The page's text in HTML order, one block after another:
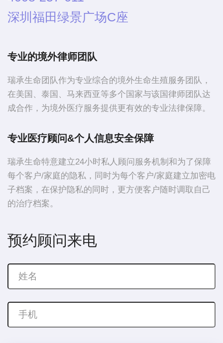
深圳福田绿景广场C座
专业的境外律师团队
瑞承生命团队作为专业综合的境外生命生殖服务团队，
在美国、泰国、马来西亚等多个国家与该国律师团队达
成合作，为境外医疗服务提供更有效的专业法律保障。
专业医疗顾问&个人信息安全保障
瑞承生命特意建立24小时私人顾问服务机制和为了保障
每个客户/家庭的隐私，同时为每个客户/家庭建立加密电
子档案，在保护隐私的同时，更方便客户随时调取自己
的治疗档案。
预约顾问来电